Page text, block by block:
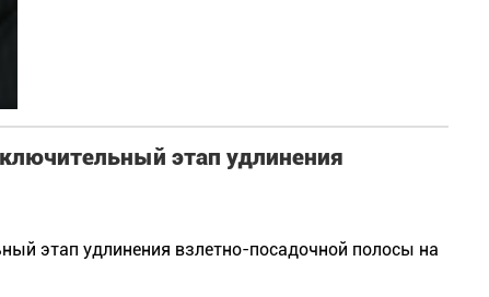
этап удлинения
этап удлинения взлетно-посадочной полосы на